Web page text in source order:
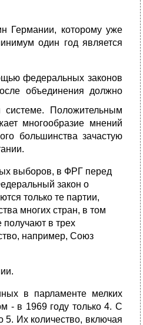
Германии, которому уже
один год является
федеральных законов
объединения должно
системе. Положительным
многообра­зие мнений
большинства зачастую
выборов, в ФРГ перед
закон о
только те партии,
многих стран, в том
получают в трех
например, Союз
в парламенте мелких
- в 1969 году только 4. С
5. Их количество, включая